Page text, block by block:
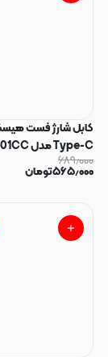
۶۰ وات طول ۱ متر کد 140418
۶۸۹٫۰۰۰
۵۶۵٫۰۰۰تومان